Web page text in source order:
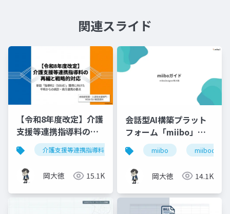
関連スライド
【令和8年度改定】介護
支援等連携指導料の再
編と戦略的対応｜指導
料2（500点）の要件整
理
介護支援等連携指導料 令和8年度診療報酬改定
岡大徳 15.1K
会話型AI構築プラット
フォーム「miibo」ガ
イド
miibo
岡大徳 14.1K